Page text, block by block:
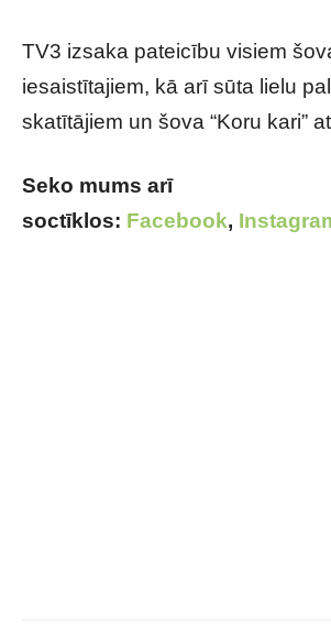
TV3 izsaka pateicību visiem
iesaistītajiem, kā arī sūta lielu
skatītājiem un šova “Koru kari”
Seko mums arī
soctīklos: Facebook,